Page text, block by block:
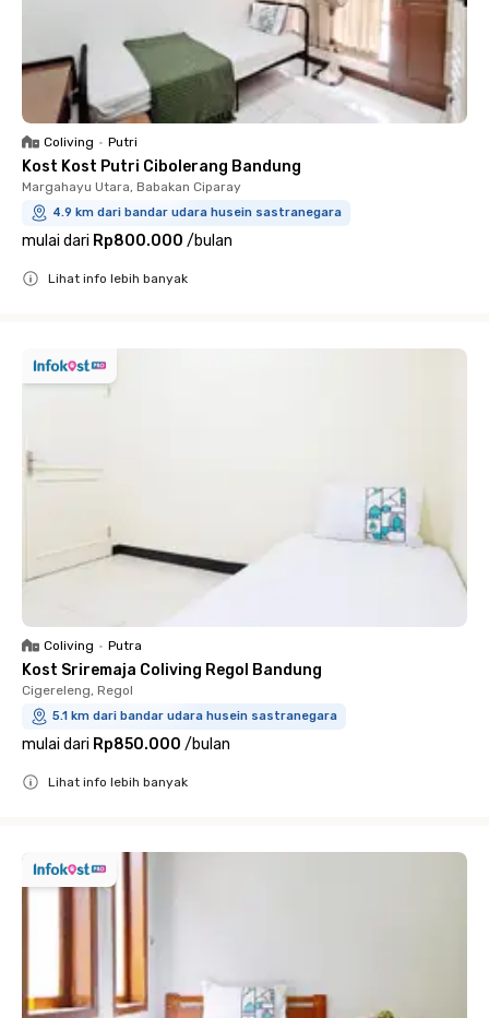
Coliving • Putri
Kost Kost Putri Cibolerang Bandung
Margahayu Utara, Babakan Ciparay
4.9 km dari bandar udara husein sastranegara
mulai dari Rp800.000 /bulan
Lihat info lebih banyak
Coliving • Putra
Kost Sriremaja Coliving Regol Bandung
Cigereleng, Regol
5.1 km dari bandar udara husein sastranegara
mulai dari Rp850.000 /bulan
Lihat info lebih banyak